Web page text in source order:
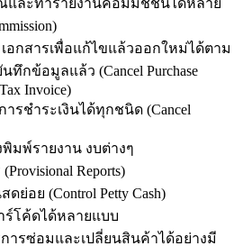
และทำรายงานคอมมิชชั่นได้หลาย
เอกสารเพื่อแก้ไขแล้วออกใหม่ได้ตาม
ทึกข้อมูลแล้ว (Cancel Purchase
Invoice)
ารชำระเงินได้ทุกชนิด (Cancel
มพ์รายงาน งบต่างๆ
Reports)
ย่อย (Control Petty Cash)
ร์โค้ดได้หลายแบบ
ารซ่อมและเปลี่ยนสินค้าได้อย่างมี